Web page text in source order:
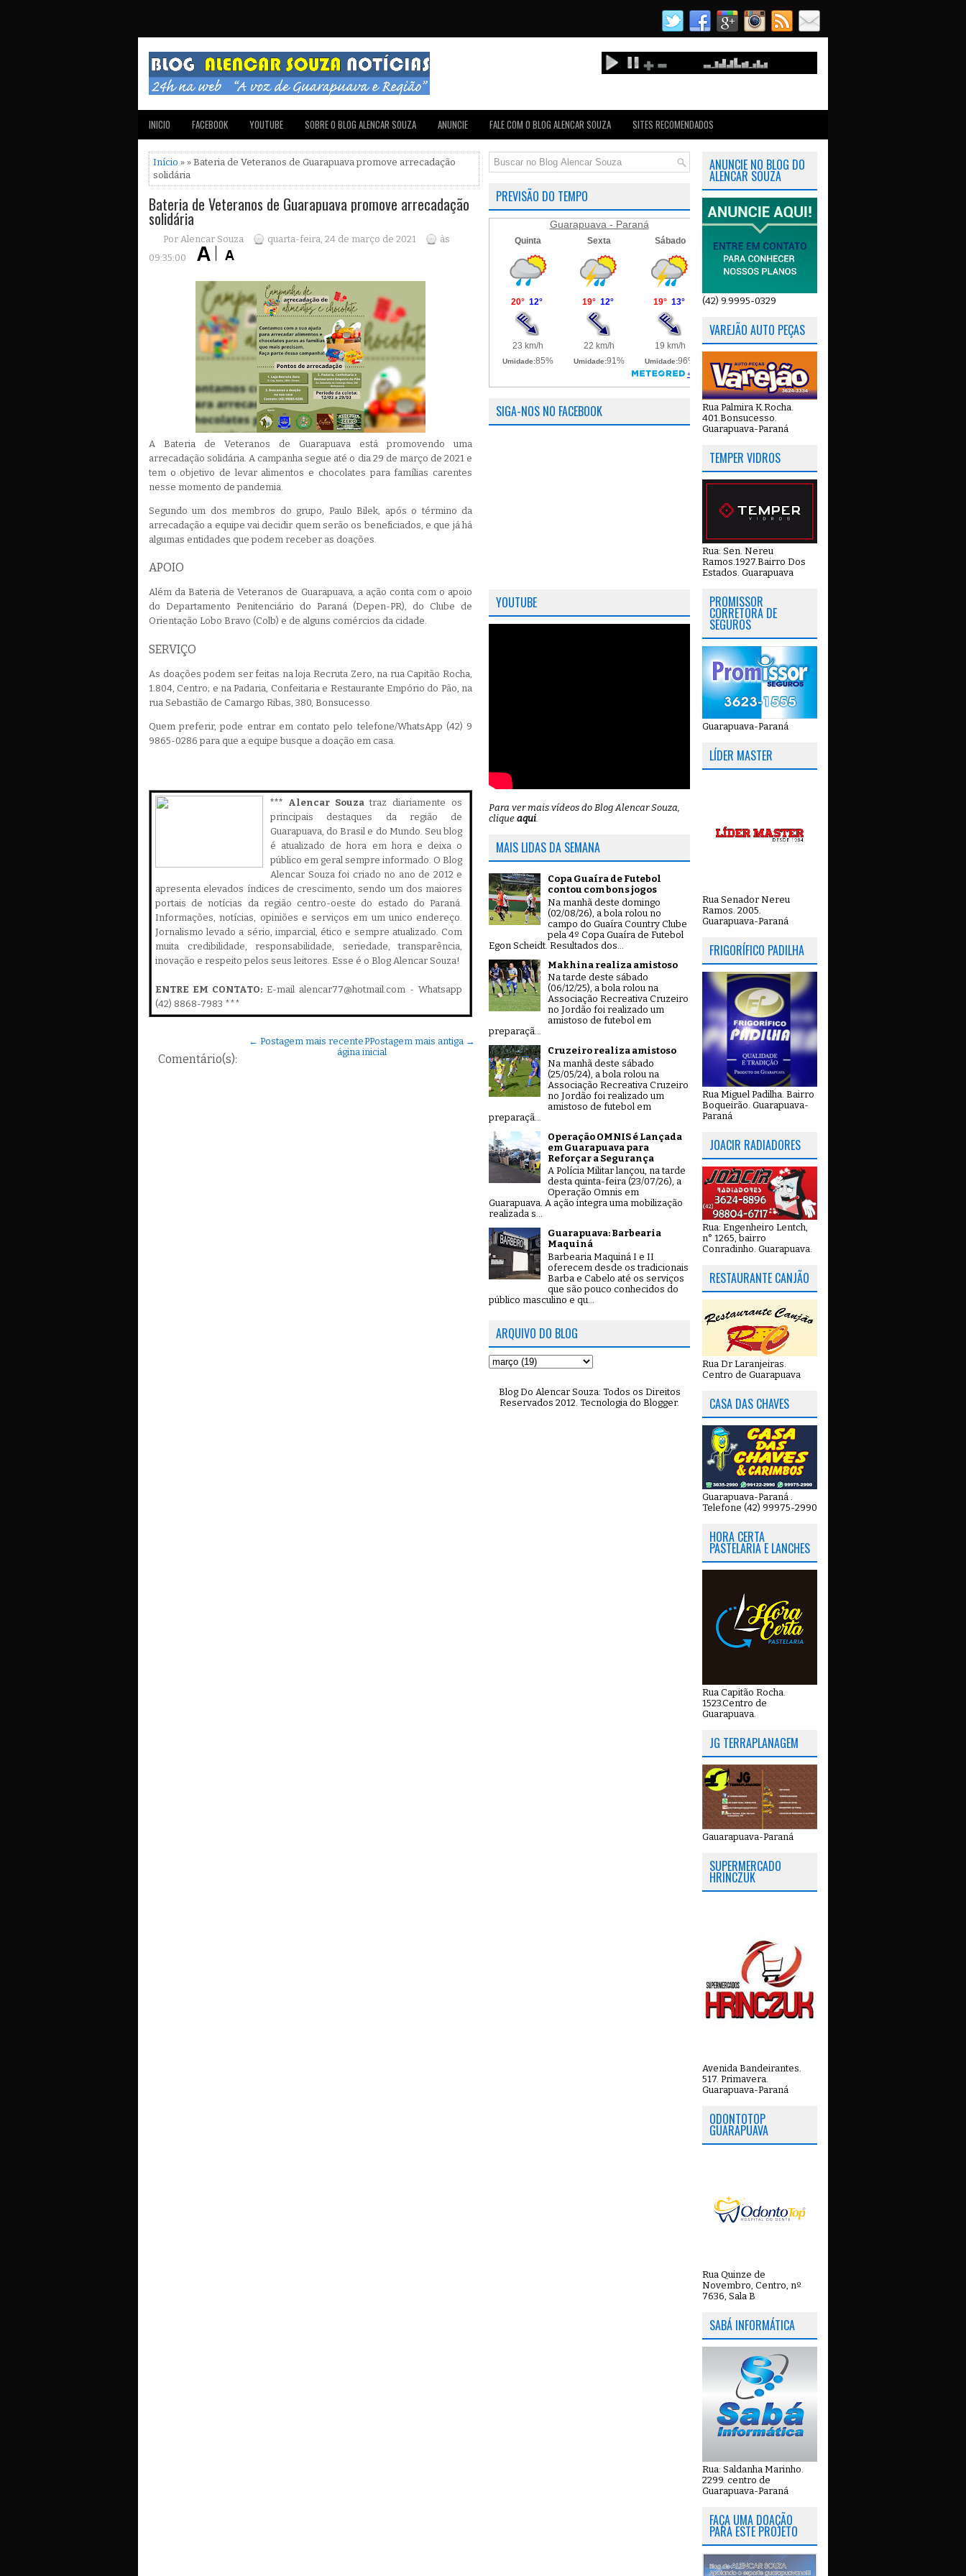
INICIO FACEBOOK YOUTUBE SOBRE O BLOG ALENCAR SOUZA ANUNCIE FALE COM O BLOG ALENCAR SOUZA SITES RECOMENDADOS
Início » » Bateria de Veteranos de Guarapuava promove arrecadação
solidária
Bateria de Veteranos de Guarapuava promove arrecadação
solidária
Por Alencar Souza quarta-feira, 24 de março de 2021
às
09:35:00
A Bateria de Veteranos de Guarapuava está promovendo uma
arrecadação solidária. A campanha segue até o dia 29 de março de 2021 e
tem o objetivo de levar alimentos e chocolates para famílias carentes
nesse momento de pandemia.
Segundo um dos membros do grupo, Paulo Bilek, após o término da
arrecadação a equipe vai decidir quem serão os beneficiados, e que já há
algumas entidades que podem receber as doações.
APOIO
Além da Bateria de Veteranos de Guarapuava, a ação conta com o apoio
do Departamento Penitenciário do Paraná (Depen-PR), do Clube de
Orientação Lobo Bravo (Colb) e de alguns comércios da cidade.
SERVIÇO
As doações podem ser feitas na loja Recruta Zero, na rua Capitão Rocha,
1.804, Centro; e na Padaria, Confeitaria e Restaurante Empório do Pão, na
rua Sebastião de Camargo Ribas, 380, Bonsucesso.
Quem preferir, pode entrar em contato pelo telefone/WhatsApp (42) 9
9865-0286 para que a equipe busque a doação em casa.
*** Alencar Souza traz diariamente os
principais destaques da região de
Guarapuava, do Brasil e do Mundo. Seu blog
é atualizado de hora em hora e deixa o
público em geral sempre informado. O Blog
Alencar Souza foi criado no ano de 2012 e
apresenta elevados índices de crescimento, sendo um dos maiores
portais de notícias da região centro-oeste do estado do Paraná.
Informações, notícias, opiniões e serviços em um unico endereço.
Jornalismo levado a sério, imparcial, ético e sempre atualizado. Com
muita credibilidade, responsabilidade, seriedade, transparência,
inovação e respeito pelos seus leitores. Esse é o Blog Alencar Souza!
ENTRE EM CONTATO: E-mail alencar77@hotmail.com - Whatsapp
(42) 8868-7983 ***
Comentário(s):
← Postagem mais recente Postagem mais antiga →
P
ágina inicial
PREVISÃO DO TEMPO
Guarapuava - Paraná
SIGA-NOS NO FACEBOOK
YOUTUBE
Para ver mais vídeos do Blog Alencar Souza,
clique aqui.
MAIS LIDAS DA SEMANA
Copa Guaíra de Futebol
contou com bons jogos
Na manhã deste domingo
(02/08/26), a bola rolou no
campo do Guaíra Country Clube
pela 4º Copa Guaíra de Futebol
Egon Scheidt. Resultados dos...
Makhina realiza amistoso
Na tarde deste sábado
(06/12/25), a bola rolou na
Associação Recreativa Cruzeiro
no Jordão foi realizado um
amistoso de futebol em
preparaçã...
Cruzeiro realiza amistoso
Na manhã deste sábado
(25/05/24), a bola rolou na
Associação Recreativa Cruzeiro
no Jordão foi realizado um
amistoso de futebol em
preparaçã...
Operação OMNIS é Lançada
em Guarapuava para
Reforçar a Segurança
A Polícia Militar lançou, na tarde
desta quinta-feira (23/07/26), a
Operação Omnis em
Guarapuava. A ação integra uma mobilização
realizada s...
Guarapuava: Barbearia
Maquiná
Barbearia Maquiná I e II
oferecem desde os tradicionais
Barba e Cabelo até os serviços
que são pouco conhecidos do
público masculino e qu...
ARQUIVO DO BLOG
Blog Do Alencar Souza: Todos os Direitos
Reservados 2012. Tecnologia do Blogger.
ANUNCIE NO BLOG DO
ALENCAR SOUZA
(42) 9.9995-0329
VAREJÃO AUTO PEÇAS
Rua Palmira K.Rocha.
401.Bonsucesso.
Guarapuava-Paraná
TEMPER VIDROS
Rua: Sen. Nereu
Ramos.1927.Bairro Dos
Estados. Guarapuava
PROMISSOR
CORRETORA DE
SEGUROS
Guarapuava-Paraná
LÍDER MASTER
Rua Senador Nereu
Ramos. 2005.
Guarapuava-Paraná
FRIGORÍFICO PADILHA
Rua Miguel Padilha. Bairro
Boqueirão. Guarapuava-
Paraná
JOACIR RADIADORES
Rua: Engenheiro Lentch,
n° 1265, bairro
Conradinho. Guarapuava.
RESTAURANTE CANJÃO
Rua Dr Laranjeiras.
Centro de Guarapuava
CASA DAS CHAVES
Guarapuava-Paraná .
Telefone (42) 99975-2990
HORA CERTA
PASTELARIA E LANCHES
Rua Capitão Rocha.
1523.Centro de
Guarapuava.
JG TERRAPLANAGEM
Gauarapuava-Paraná
SUPERMERCADO
HRINCZUK
Avenida Bandeirantes.
517. Primavera.
Guarapuava-Paraná
ODONTOTOP
GUARAPUAVA
Rua Quinze de
Novembro, Centro, nº
7636, Sala B
SABÁ INFORMÁTICA
Rua: Saldanha Marinho.
2299. centro de
Guarapuava-Paraná
FAÇA UMA DOAÇÃO
PARA ESTE PROJETO